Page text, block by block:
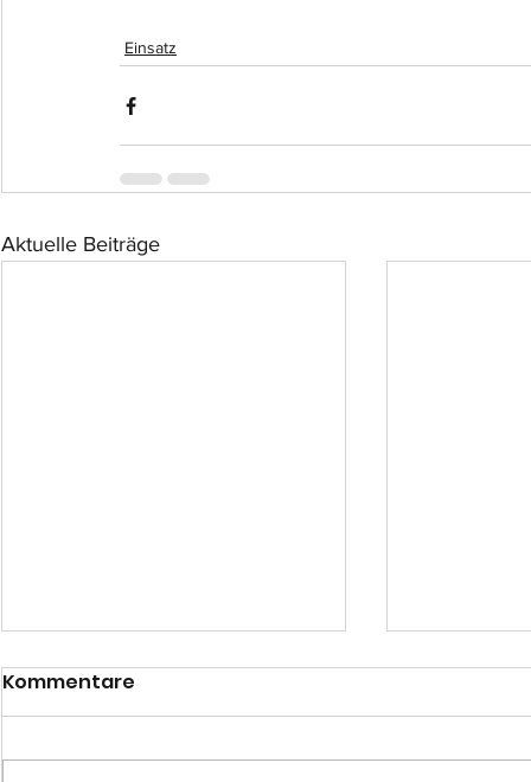
Einsatz
Aktuelle Beiträge
Kommentare